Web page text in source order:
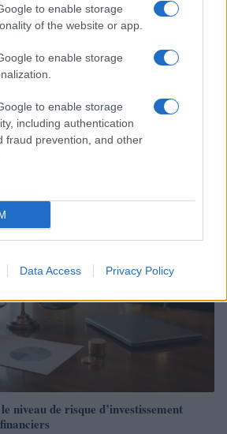
to enable storage
of the website or app.
to enable storage
to enable storage
including authentication
fraud prevention, and other
Data Access Privacy Policy
générer 80 000 € de revenus
niveau de risque d’investissement